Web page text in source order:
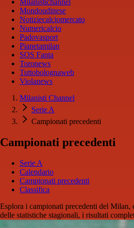
Milanistichannel
Mondoudinese
Notiziecalciomercato
Numericalcio
Padovasport
Pianetamilan
SOS Fanta
Toronews
Tuttobolognaweb
Violanews
Milanisti Channel
Serie A
Campionati precedenti
Campionati precedenti
Serie A
Calendario
Campionati precedenti
Classifica
Esplora i campionati precedenti del Milan,
delle statistiche stagionali, i risultati